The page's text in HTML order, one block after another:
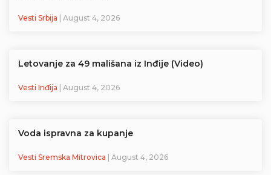
Vesti Srbija | August 4, 2026
Letovanje za 49 mališana iz Inđije (Video)
Vesti Inđija | August 4, 2026
Voda ispravna za kupanje
Vesti Sremska Mitrovica | August 4, 2026